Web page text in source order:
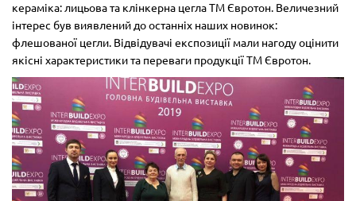
кераміка: лицьова та клінкерна цегла ТМ Євротон. Величезний
інтерес був виявлений до останніх наших новинок:
флешованої цегли. Відвідувачі експозиції мали нагоду оцінити
якісні характеристики та переваги продукції ТМ Євротон.